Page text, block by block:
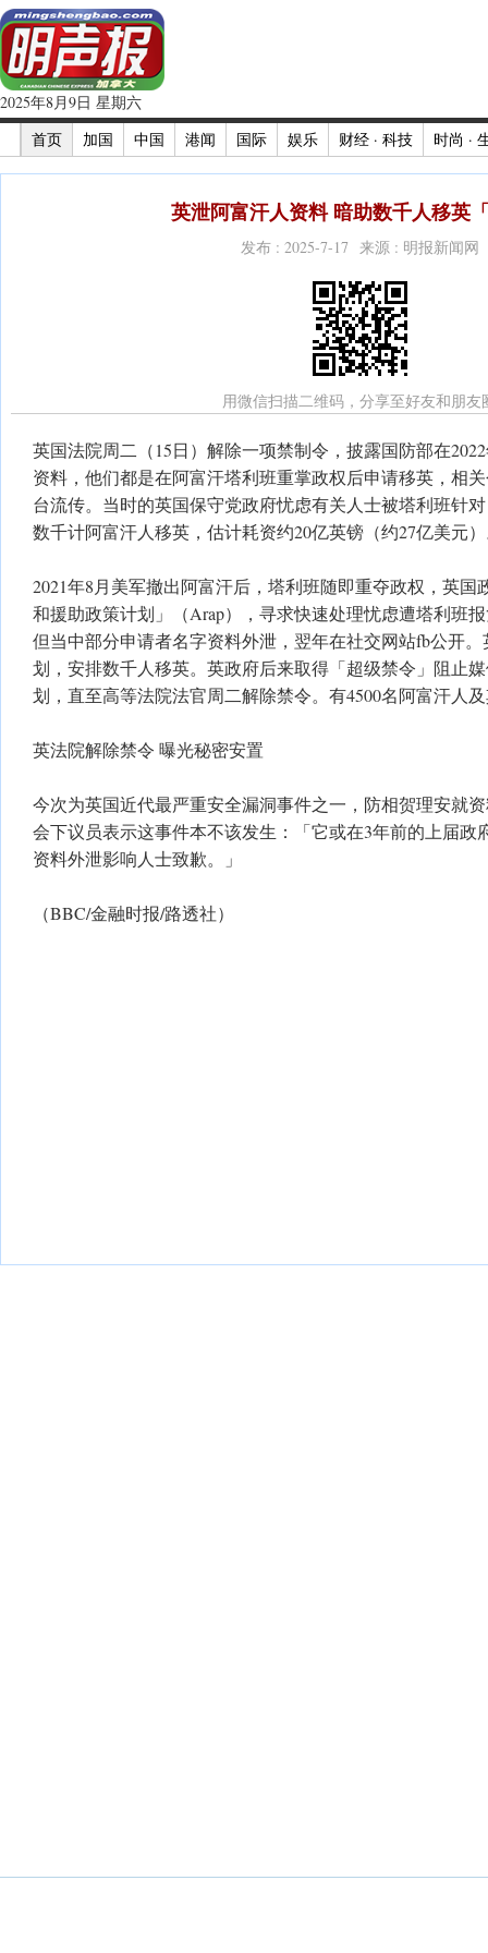
2025年8月9日 星期六
首页
加国 中国 港闻 国际 娱乐 财经 · 科技 时尚 ·
英泄阿富汗人资料 暗助数千人移英
发布 : 2025-7-17 来源 : 明报新闻网
用微信扫描二维码，分享至好友和朋友
英国法院周二（15日）解除一项禁制令，披露国防部在
资料，他们都是在阿富汗塔利班重掌政权后申请移英，相
台流传。当时的英国保守党政府忧虑有关人士被塔利班针
数千计阿富汗人移英，估计耗资约20亿英镑（约27亿美元
2021年8月美军撤出阿富汗后，塔利班随即重夺政权，英国
和援助政策计划」（Arap），寻求快速处理忧虑遭塔利班
但当中部分申请者名字资料外泄，翌年在社交网站fb公开
划，安排数千人移英。英政府后来取得「超级禁令」阻止
划，直至高等法院法官周二解除禁令。有4500名阿富汗人
英法院解除禁令 曝光秘密安置
今次为英国近代最严重安全漏洞事件之一，防相贺理安就
会下议员表示这事件本不该发生：「它或在3年前的上届政
资料外泄影响人士致歉。」
（BBC/金融时报/路透社）